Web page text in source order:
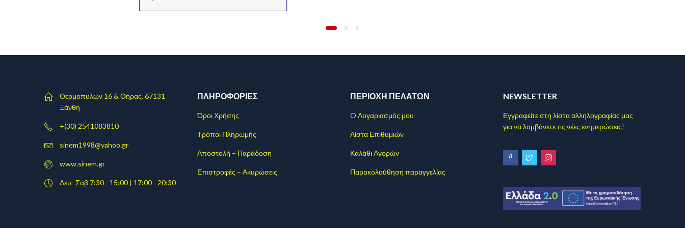
Θερμοπυλών 16 & Θήρας, 67131
Ξάνθη
+(30) 2541083810
sinem1998@yahoo.gr
www.sinem.gr
Δευ- Σαβ 7:30 - 15:00 | 17:00 - 20:30
ΠΛΗΡΟΦΟΡΊΕΣ
Όροι Χρήσης
Τρόποι Πληρωμής
Αποστολή – Παράδοση
Επιστροφές – Ακυρώσεις
ΠΕΡΙΟΧΗ ΠΕΛΑΤΩΝ
O Λογαριασμός μου
Λίστα Επιθυμιών
Καλάθι Αγορών
Παρακολούθηση παραγγελίας
NEWSLETTER
Εγγραφείτε στη λίστα αλληλογραφίας μας
για να λαμβάνετε τις νέες ενημερώσεις!